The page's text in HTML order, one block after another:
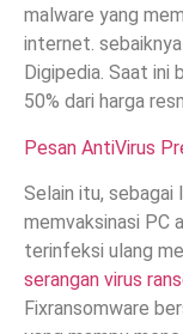
malware yang
internet.
Digipedia. Saat ini
50% dari harga
Pesan AntiVirus
Selain itu, sebagai
memvaksinasi PC
terinfeksi ulang
serangan virus
Fixransomware